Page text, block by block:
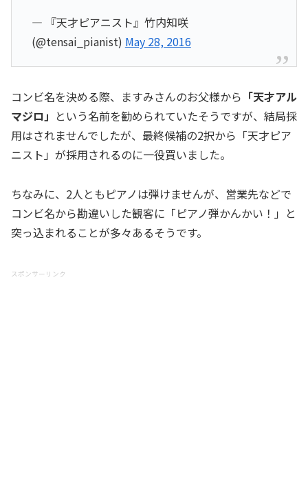
— 『天才ピアニスト』竹内知咲
(@tensai_pianist) May 28, 2016
コンビ名を決める際、ますみさんのお父様から 「天才アル
マジロ」 という名前を勧められていたそうですが、結局採
用はされませんでしたが、最終候補の2択から「天才ピア
ニスト」が採用されるのに一役買いました。
ちなみに、2人ともピアノは弾けませんが、営業先などで
コンビ名から勘違いした観客に「ピアノ弾かんかい！」と
突っ込まれることが多々あるそうです。
スポンサーリンク